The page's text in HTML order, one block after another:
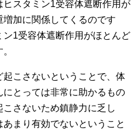
ヒスタミン1受容体遮断作用が
加に関係してくるのです
1受容体遮断作用がほとんど
こさないということで、体
とっては非常に助かるもの
さないため鎮静力に乏し
まり有効でないということ